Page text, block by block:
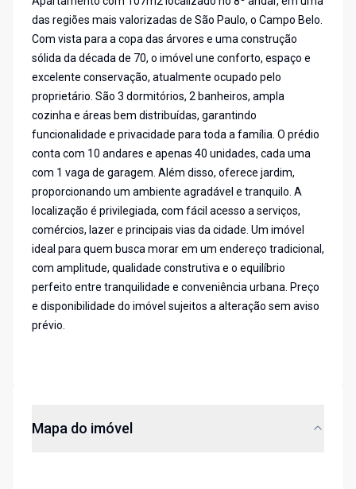
das regiões mais valorizadas de São Paulo, o Campo Belo.
Com vista para a copa das árvores e uma construção
sólida da década de 70, o imóvel une conforto, espaço e
excelente conservação, atualmente ocupado pelo
proprietário. São 3 dormitórios, 2 banheiros, ampla
cozinha e áreas bem distribuídas, garantindo
funcionalidade e privacidade para toda a família. O prédio
conta com 10 andares e apenas 40 unidades, cada uma
com 1 vaga de garagem. Além disso, oferece jardim,
proporcionando um ambiente agradável e tranquilo. A
localização é privilegiada, com fácil acesso a serviços,
comércios, lazer e principais vias da cidade. Um imóvel
ideal para quem busca morar em um endereço tradicional,
com amplitude, qualidade construtiva e o equilíbrio
perfeito entre tranquilidade e conveniência urbana. Preço
e disponibilidade do imóvel sujeitos a alteração sem aviso
prévio.
Mapa do imóvel